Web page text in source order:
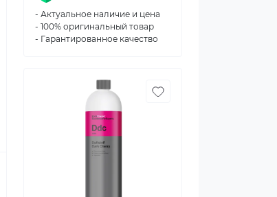
- Актуальное наличие и цена
- 100% оригинальный товар
- Гарантированное качество